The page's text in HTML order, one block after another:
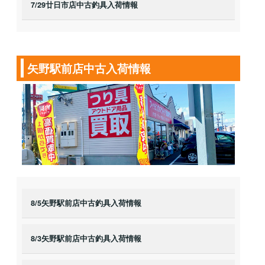
7/29廿日市店中古釣具入荷情報
矢野駅前店中古入荷情報
8/5矢野駅前店中古釣具入荷情報
8/3矢野駅前店中古釣具入荷情報